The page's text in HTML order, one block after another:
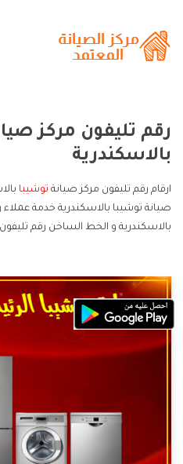
رقم تليفون مركز
بالاسكندرية
ارقام رقم تليفون مركز صيانة توشيبا
صيانة توشيبا بالاسكندرية خدمة عملاء
بالاسكندرية و الخط الساخن رقم